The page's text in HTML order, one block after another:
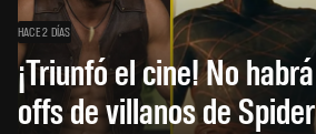
HACE 2 DÍAS
¡Triunfó el cine! No
offs de villanos de